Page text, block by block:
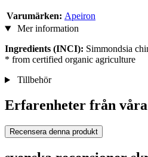
Varumärken: Apeiron
Mer information
Ingredients (INCI): Simmondsia
* from certified organic agriculture
Tillbehör
Erfarenheter från
Recensera denna produkt